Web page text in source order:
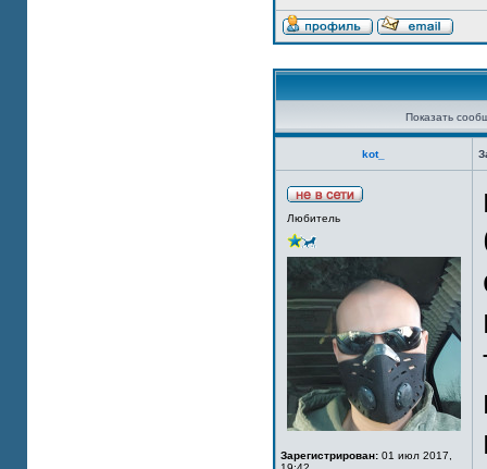
Показать
kot_
Любитель
Зарегистрирован: 01 июл 2017,